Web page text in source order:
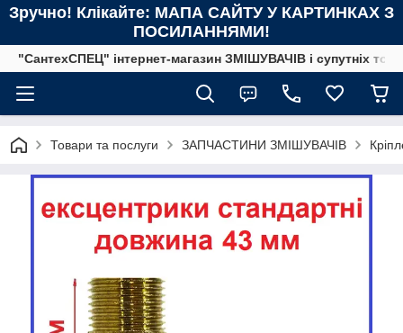
Зручно! Клікайте: МАПА САЙТУ У КАРТИНКАХ З
ПОСИЛАННЯМИ!
"СантехСПЕЦ" інтернет-магазин ЗМІШУВАЧІВ і супутніх
Товари та послуги ЗАПЧАСТИНИ ЗМІШУВАЧІВ